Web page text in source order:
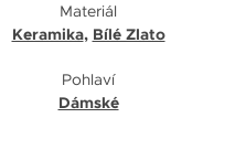
Materiál
Keramika, Bílé Zlato
Pohlaví
Dámské